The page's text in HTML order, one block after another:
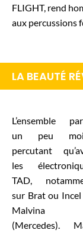
FLIGHT, rend
aux percussions
LA BEAUTÉ
L’ensemble
un peu
percutant
les
TAD,
sur Brat ou Incel
Malvina
(Mercedes).